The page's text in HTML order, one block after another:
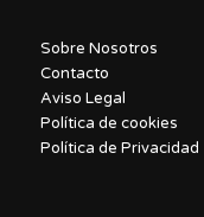
Sobre Nosotros
Contacto
Aviso Legal
Política de cookies
Política de Privacidad